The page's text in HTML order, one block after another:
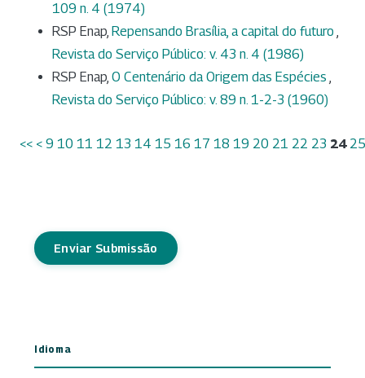
109 n. 4 (1974)
RSP Enap, Repensando Brasília, a capital do futuro ,
Revista do Serviço Público: v. 43 n. 4 (1986)
RSP Enap, O Centenário da Origem das Espécies ,
Revista do Serviço Público: v. 89 n. 1-2-3 (1960)
<< < 9 10 11 12 13 14 15 16 17 18 19 20 21 22 23 24 25
Enviar Submissão
Idioma